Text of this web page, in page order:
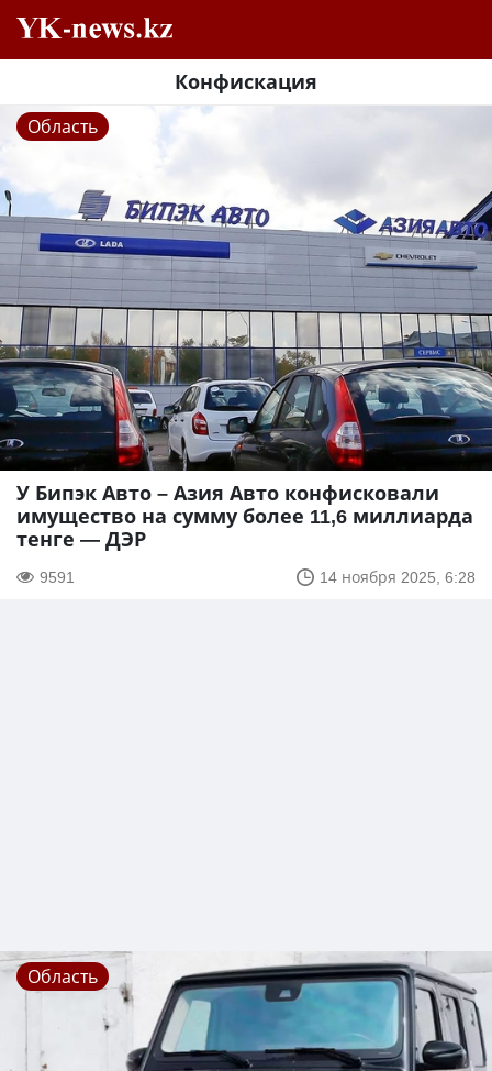
Конфискация
Область
У Бипэк Авто – Азия Авто конфисковали
имущество на сумму более 11,6 миллиарда
тенге — ДЭР
9591 14 ноября 2025, 6:28
Область